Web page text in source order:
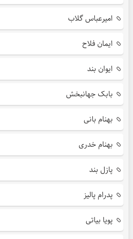
امیرعباس گلاب
ایمان فلاح
ایوان بند
بابک جهانبخش
بهنام بانی
بهنام خدری
پازل بند
پدرام پالیز
پویا بیاتی